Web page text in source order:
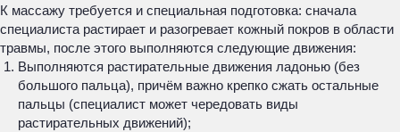
К массажу требуется и специальная подготовка: сначала
специалиста растирает и разогревает кожный покров в области
травмы, после этого выполняются следующие движения:
Выполняются растирательные движения ладонью (без
большого пальца), причём важно крепко сжать остальные
пальцы (специалист может чередовать виды
растирательных движений);